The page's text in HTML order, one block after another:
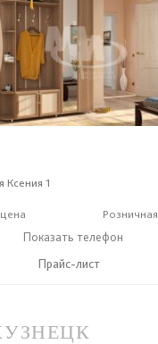
Ксения 1
цена Розничная
+7 (8412) 20-20-37
Показать телефон
Прайс-лист